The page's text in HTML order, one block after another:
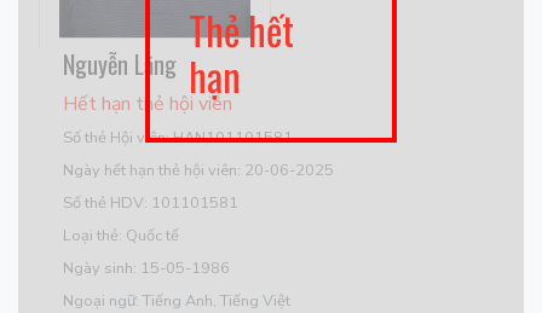
Nguyễn Lăng
Hết hạn thẻ hội viên
Số thẻ Hội viên: HAN101101581
Ngày hết hạn thẻ hội viên: 20-06-2025
Số thẻ HDV: 101101581
Loại thẻ: Quốc tế
Ngày sinh: 15-05-1986
Ngoại ngữ: Tiếng Anh, Tiếng Việt
Thẻ hết
hạn